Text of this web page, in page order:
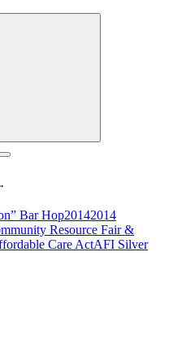
Bar Hop20142014
Resource Fair &
Care ActAFI Silver